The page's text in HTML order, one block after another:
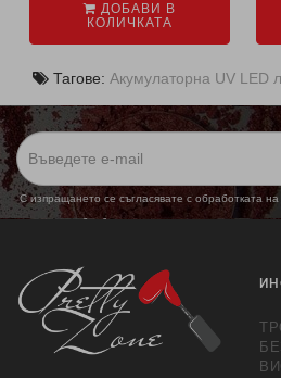
ДОБАВИ В
КОЛИЧКАТА
Тагове: Акумулаторна UV LED
С изпращането се съгласявате с обработката
обработка на маркетингови